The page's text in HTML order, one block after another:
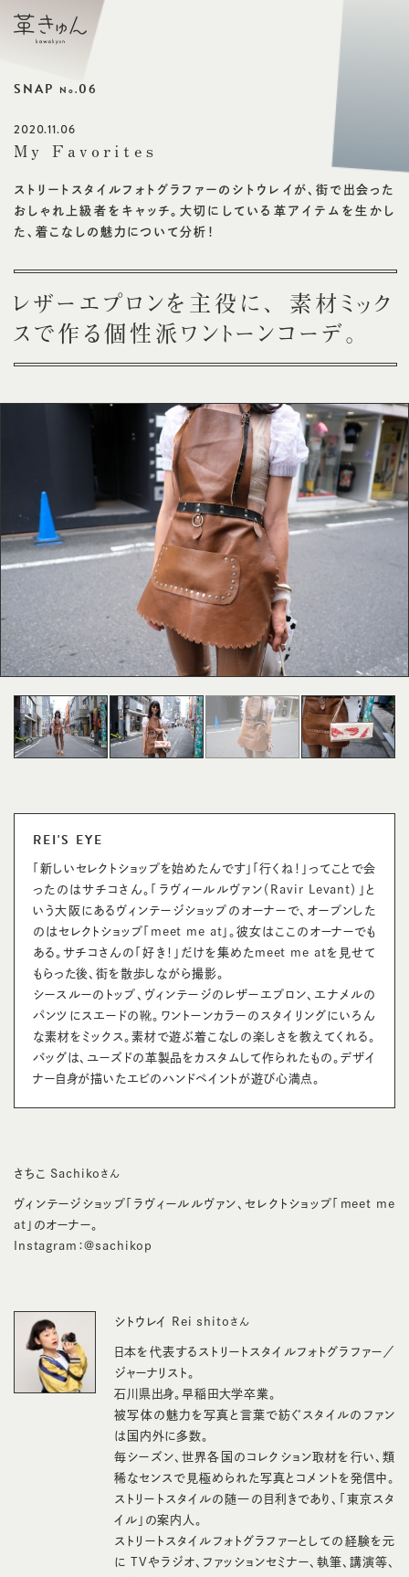
SNAP No. 06
2020.11.06
My Favorites
ストリートスタイルフォトグラファーのシトウレイが、街で出会った
おしゃれ上級者をキャッチ。大切にしている革アイテムを生かし
た、着こなしの魅力について分析！
レザーエプロンを主役に、 素材ミック
スで作る個性派ワントーンコーデ。
REI'S EYE
「新しいセレクトショップを始めたんです」「行くね！」ってことで会
ったのはサチコさん。「ラヴィールルヴァン（Ravir Levant）」と
いう大阪にあるヴィンテージショップのオーナーで、オープンした
のはセレクトショップ「meet me at」。彼女はここのオーナーでも
ある。サチコさんの「好き！」だけを集めたmeet me atを見せて
もらった後、街を散歩しながら撮影。
シースルーのトップ、ヴィンテージのレザーエプロン、エナメルの
パンツにスエードの靴。ワントーンカラーのスタイリングにいろん
な素材をミックス。素材で遊ぶ着こなしの楽しさを教えてくれる。
バッグは、ユーズドの革製品をカスタムして作られたもの。デザイ
ナー自身が描いたエビのハンドペイントが遊び心満点。
さちこ Sachiko さん
ヴィンテージショップ「ラヴィールルヴァン、セレクトショップ「meet me
at」のオーナー。
Instagram：@sachikop
シトウレイ Rei shito さん
日本を代表するストリートスタイルフォトグラファー／
ジャーナリスト。
石川県出身。早稲田大学卒業。
被写体の魅力を写真と言葉で紡ぐスタイルのファン
は国内外に多数。
毎シーズン、世界各国のコレクション取材を行い、類
稀なセンスで見極められた写真とコメントを発信中。
ストリートスタイルの随一の目利きであり、「東京スタ
イル」の案内人。
ストリートスタイルフォトグラファーとしての経験を元
に TVやラジオ、ファッションセミナー、執筆、講演等、